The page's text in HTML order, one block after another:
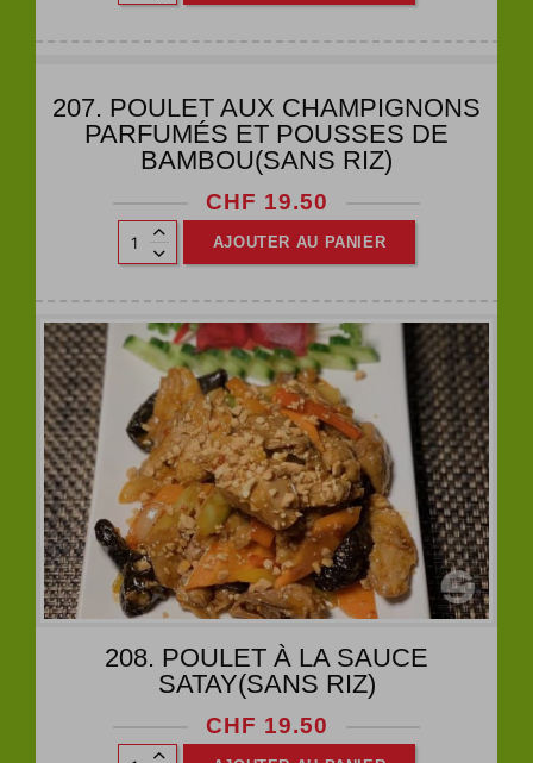
207. POULET AUX CHAMPIGNONS
PARFUMÉS ET POUSSES DE
BAMBOU(SANS RIZ)
CHF 19.50
AJOUTER AU PANIER
208. POULET À LA SAUCE
SATAY(SANS RIZ)
CHF 19.50